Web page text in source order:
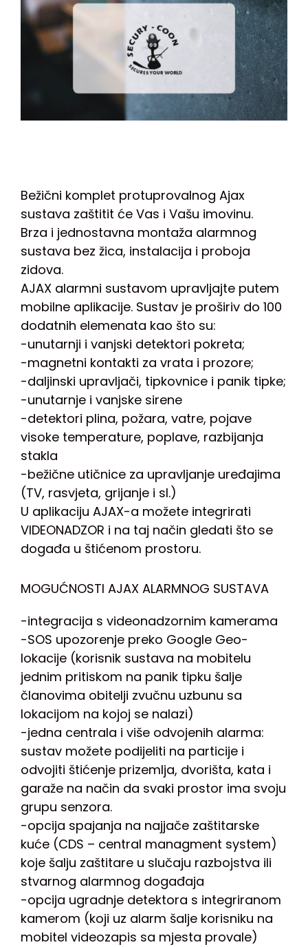
Bežični komplet protuprovalnog Ajax
sustava zaštitit će Vas i Vašu imovinu.
Brza i jednostavna montaža alarmnog
sustava bez žica, instalacija i proboja
zidova.
AJAX alarmni sustavom upravljajte putem
mobilne aplikacije. Sustav je proširiv do 100
dodatnih elemenata kao što su:
-unutarnji i vanjski detektori pokreta;
-magnetni kontakti za vrata i prozore;
-daljinski upravljači, tipkovnice i panik tipke;
-unutarnje i vanjske sirene
-detektori plina, požara, vatre, pojave
visoke temperature, poplave, razbijanja
stakla
-bežične utičnice za upravljanje uređajima
(TV, rasvjeta, grijanje i sl.)
U aplikaciju AJAX-a možete integrirati
VIDEONADZOR i na taj način gledati što se
događa u štićenom prostoru.
MOGUĆNOSTI AJAX ALARMNOG SUSTAVA
-integracija s videonadzornim kamerama
-SOS upozorenje preko Google Geo-
lokacije (korisnik sustava na mobitelu
jednim pritiskom na panik tipku šalje
članovima obitelji zvučnu uzbunu sa
lokacijom na kojoj se nalazi)
-jedna centrala i više odvojenih alarma:
sustav možete podijeliti na particije i
odvojiti štićenje prizemlja, dvorišta, kata i
garaže na način da svaki prostor ima svoju
grupu senzora.
-opcija spajanja na najjače zaštitarske
kuće (CDS – central managment system)
koje šalju zaštitare u slučaju razbojstva ili
stvarnog alarmnog događaja
-opcija ugradnje detektora s integriranom
kamerom (koji uz alarm šalje korisniku na
mobitel videozapis sa mjesta provale)